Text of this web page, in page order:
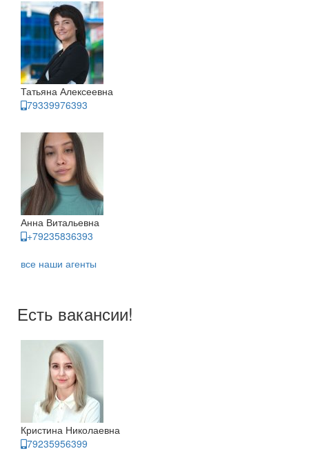
Татьяна Алексеевна
79339976393
Анна Витальевна
+79235836393
все наши агенты
Есть вакансии!
Кристина Николаевна
79235956399